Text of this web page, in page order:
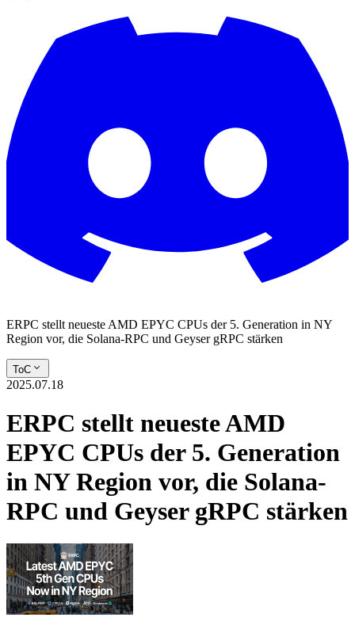
ERPC stellt neueste AMD EPYC CPUs der 5. Generation in NY
Region vor, die Solana-RPC und Geyser gRPC stärken
ToC
2025.07.18
ERPC stellt neueste AMD
EPYC CPUs der 5. Generation
in NY Region vor, die Solana-
RPC und Geyser gRPC stärken